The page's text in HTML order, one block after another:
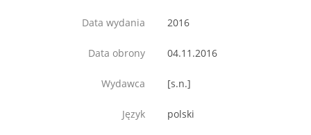
Data wydania 2016
Data obrony 04.11.2016
Wydawca [s.n.]
Język polski